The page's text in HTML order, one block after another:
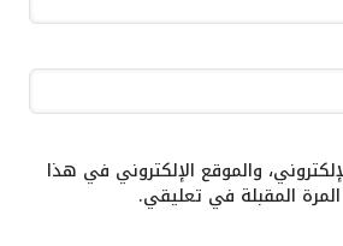
والموقع الإلكتروني في هذا
المقبلة في تعليقي.